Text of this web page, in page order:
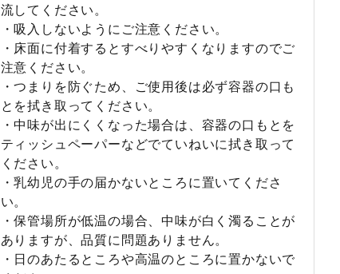
流してください。
・吸入しないようにご注意ください。
・床面に付着するとすべりやすくなりますのでご
注意ください。
・つまりを防ぐため、ご使用後は必ず容器の口も
とを拭き取ってください。
・中味が出にくくなった場合は、容器の口もとを
ティッシュペーパーなどでていねいに拭き取って
ください。
・乳幼児の手の届かないところに置いてくださ
い。
・保管場所が低温の場合、中味が白く濁ることが
ありますが、品質に問題ありません。
・日のあたるところや高温のところに置かないで